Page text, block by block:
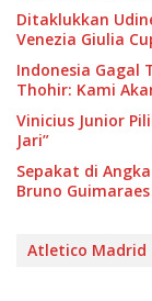
Ditaklukkan
Venezia Giulia
Indonesia Gagal
Thohir: Kami
Vinicius Junior
Jari”
Sepakat di
Bruno
Atletico Madrid